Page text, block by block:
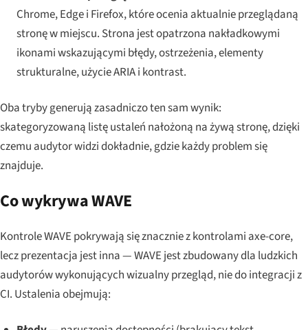
Chrome, Edge i Firefox, które ocenia aktualnie przeglądaną
stronę w miejscu. Strona jest opatrzona nakładkowymi
ikonami wskazującymi błędy, ostrzeżenia, elementy
strukturalne, użycie ARIA i kontrast.
Oba tryby generują zasadniczo ten sam wynik:
skategoryzowaną listę ustaleń nałożoną na żywą stronę, dzięki
czemu audytor widzi dokładnie, gdzie każdy problem się
znajduje.
Co wykrywa WAVE
Kontrole WAVE pokrywają się znacznie z kontrolami axe-core,
leczprezentacja jest inna — WAVE jest zbudowany dla ludzkich
audytorów wykonujących wizualny przegląd, nie do integracji z
CI. Ustalenia obejmują: